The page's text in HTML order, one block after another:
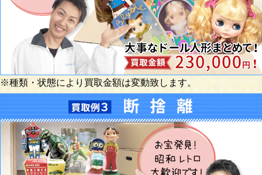
※種類・状態により買取金額は変動致します。